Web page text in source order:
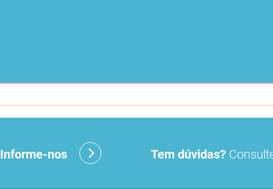
Informe-nos Tem dúvidas?